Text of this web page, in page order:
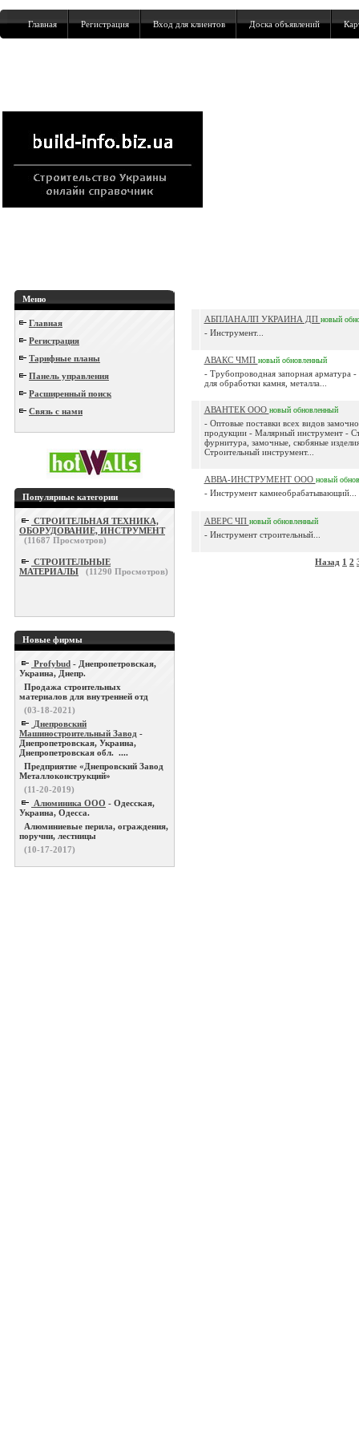
Главная Регистрация Вход для клиентов Доска объявлений
Меню
Главная
Регистрация
Тарифные планы
Панель управления
Расширенный поиск
Связь с нами
Популярные категории
СТРОИТЕЛЬНАЯ ТЕХНИКА,
ОБОРУДОВАНИЕ, ИНСТРУМЕНТ
(11687 Просмотров)
СТРОИТЕЛЬНЫЕ
МАТЕРИАЛЫ
(11290 Просмотров)
Новые фирмы
Profybud - Днепропетровская,
Украина, Днепр.
Продажа строительных
материалов для внутренней отд
(03-18-2021)
Днепровский
Машиностроительный Завод -
Днепропетровская, Украина,
Днепропетровская обл. ....
Предприятие «Днепровский Завод
Металлоконструкций»
(11-20-2019)
Алюминика ООО - Одесская,
Украина, Одесса.
Алюминиевые перила, ограждения,
поручни, лестницы
(10-17-2017)
АБПЛАНАЛП УКРАИНА ДП новый
- Инструмент...
АВАКС ЧМП новый обновленный
- Трубопроводная запорная арматура
для обработки камня, металла...
АВАНТЕК ООО новый обновленный
- Оптовые поставки всех видов
продукции - Малярный инструмент -
фурнитура, замочные, скобяные
Строительный инструмент...
АВВА-ИНСТРУМЕНТ ООО новый
- Инструмент камнеобрабатывающий...
АВЕРС ЧП новый обновленный
- Инструмент строительный...
Назад 1 2